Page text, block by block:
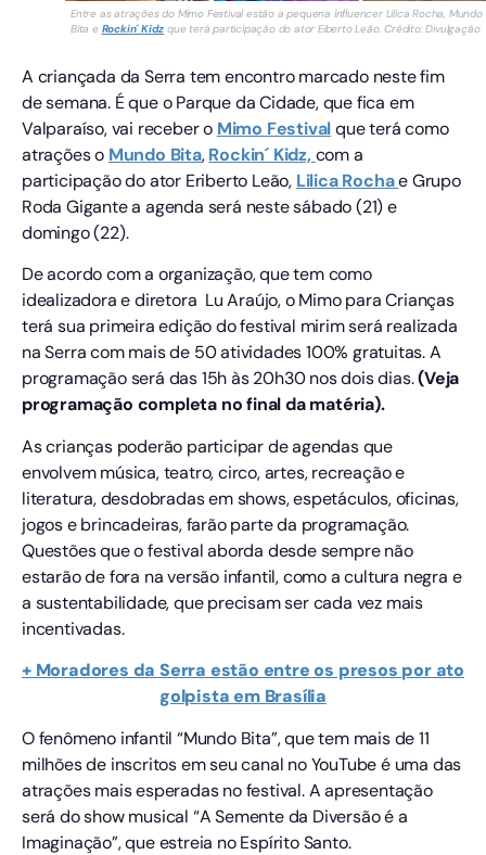
Entre as atrações do Mimo Festival estão a pequena influencer Lilica Rocha, Mundo
Bita e Rockin´ Kidz que terá participação do ator Eiberto Leão. Crédito: Divulgação
A criançada da Serra tem encontro marcado neste fim
de semana. É que o Parque da Cidade, que fica em
Valparaíso, vai receber o Mimo Festivalque terá como
atrações o Mundo Bita,Rockin´ Kidz, com a
participação do ator Eriberto Leão, Lilica Rochae Grupo
Roda Gigante a agenda será neste sábado (21) e
domingo (22).
De acordo com a organização, que tem como
idealizadora e diretora Lu Araújo, o Mimo para Crianças
terá sua primeira edição do festival mirim será realizada
na Serra com mais de 50 atividades 100% gratuitas. A
programação será das 15h às 20h30 nos dois dias.(Veja
programação completa no final da matéria).
As crianças poderão participar de agendas que
envolvem música, teatro, circo, artes, recreação e
literatura, desdobradas em shows, espetáculos, oficinas,
jogos e brincadeiras, farão parte da programação.
Questões que o festival aborda desde sempre não
estarão de fora na versão infantil, como a cultura negra e
a sustentabilidade, que precisam ser cada vez mais
incentivadas.
+ Moradores da Serra estão entre os presos por ato
golpista em Brasília
O fenômeno infantil “Mundo Bita”, que tem mais de 11
milhões de inscritos em seu canal no YouTube é uma das
atrações mais esperadas no festival. A apresentação
será do show musical “A Semente da Diversão é a
Imaginação”, que estreia no Espírito Santo.